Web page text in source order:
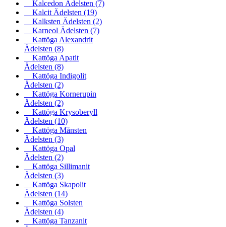
Kalcedon Ädelsten (7)
Kalcit Ädelsten (19)
Kalksten Ädelsten (2)
Karneol Ädelsten (7)
Kattöga Alexandrit
Ädelsten (8)
Kattöga Apatit
Ädelsten (8)
Kattöga Indigolit
Ädelsten (2)
Kattöga Kornerupin
Ädelsten (2)
Kattöga Krysoberyll
Ädelsten (10)
Kattöga Månsten
Ädelsten (3)
Kattöga Opal
Ädelsten (2)
Kattöga Sillimanit
Ädelsten (3)
Kattöga Skapolit
Ädelsten (14)
Kattöga Solsten
Ädelsten (4)
Kattöga Tanzanit